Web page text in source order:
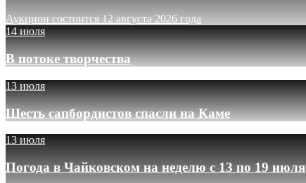
Аукцион состоится 12 августа 2026 года
14 июля
В потоке творчества
13 июля
Шесть сапбордистов спасли на Каме
13 июля
Погода в Чайковском на неделю с 13 по 19 июля